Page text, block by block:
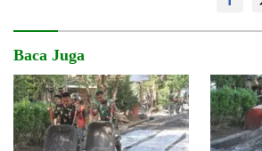
Baca Juga